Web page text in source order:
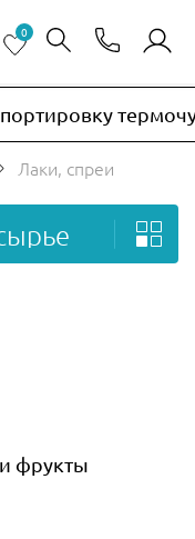
0
Лаки, спреи
фрукты